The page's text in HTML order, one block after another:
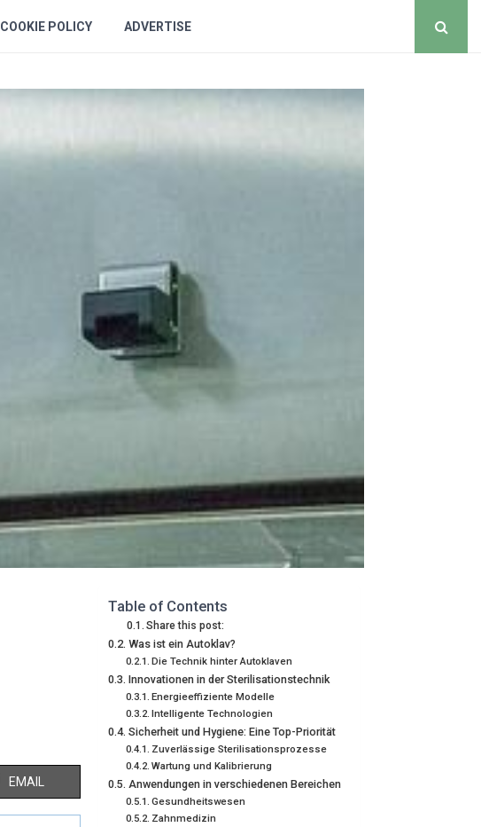
COOKIE POLICY ADVERTISE
S
H
EMAIL
Table of Contents
Share this post:
Was ist ein Autoklav?
Die Technik hinter Autoklaven
Innovationen in der Sterilisationstechnik
Energieeffiziente Modelle
Intelligente Technologien
Sicherheit und Hygiene: Eine Top-Priorität
Zuverlässige Sterilisationsprozesse
Wartung und Kalibrierung
Anwendungen in verschiedenen Bereichen
Gesundheitswesen
Zahnmedizin